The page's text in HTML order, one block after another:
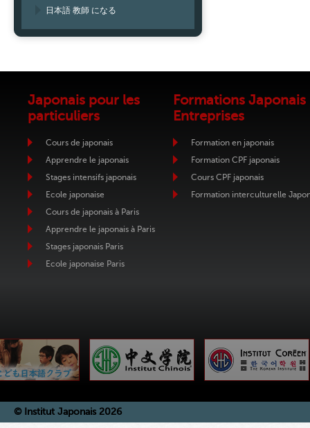
日本語 教師 になる
Japonais pour les
particuliers
Cours de japonais
Apprendre le japonais
Stages intensifs japonais
Ecole japonaise
Cours de japonais à Paris
Apprendre le japonais à Paris
Stages japonais Paris
Ecole japonaise Paris
Formations Japonais
Entreprises
Formation en japonais
Formation CPF japonais
Cours CPF japonais
Formation interculturelle
© Institut Japonais 2026